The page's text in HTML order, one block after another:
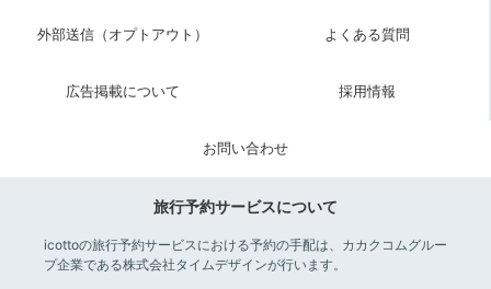
ましょう。
ラウンジが夜遅くまで利用できたので、レコードが流れ
る雰囲気のいい空間で、ドリンクを楽しめました！ 雑
誌もたくさん置いてありました！
外部送信（オプトアウト） よくある質問
広告掲載について 採用情報
お問い合わせ
旅行予約サービスについて
icottoの旅行予約サービスにおける予約の手配は、カカクコムグルー
プ企業である株式会社タイムデザインが行います。